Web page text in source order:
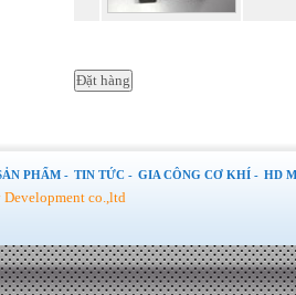
-
PHẨM - TIN TỨC - GIA CÔNG CƠ KHÍ - HD
co.,ltd